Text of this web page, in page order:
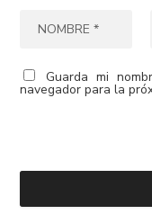
Guarda mi
navegador para la